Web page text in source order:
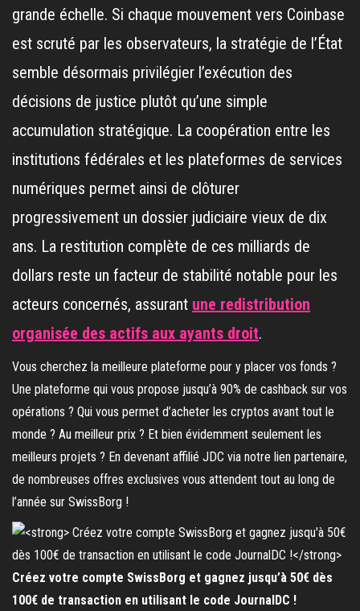
grande échelle. Si chaque mouvement vers Coinbase
est scruté par les observateurs, la stratégie de l’État
semble désormais privilégier l’exécution des
décisions de justice plutôt qu’une simple
accumulation stratégique. La coopération entre les
institutions fédérales et les plateformes de services
numériques permet ainsi de clôturer
progressivement un dossier judiciaire vieux de dix
ans. La restitution complète de ces milliards de
dollars reste un facteur de stabilité notable pour les
acteurs concernés, assurant une redistribution
organisée des actifs aux ayants droit.
Vous cherchez la meilleure plateforme pour y placer vos fonds ?
Une plateforme qui vous propose jusqu’à 90% de cashback sur vos
opérations ? Qui vous permet d’acheter les cryptos avant tout le
monde ? Au meilleur prix ? Et bien évidemment seulement les
meilleurs projets ? En devenant affilié JDC via notre lien partenaire,
de nombreuses offres exclusives vous attendent tout au long de
l’année sur SwissBorg !
Créez votre compte SwissBorg et gagnez jusqu’à 50€ dès
100€ de transaction en utilisant le code JournalDC !